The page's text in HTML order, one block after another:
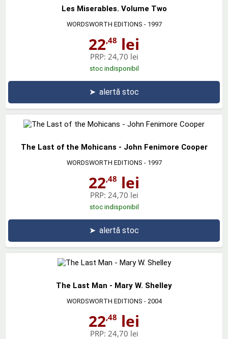
Les Miserables. Volume Two
WORDSWORTH EDITIONS - 1997
22,48 lei
PRP: 24,70 lei
stoc indisponibil
➤ alertă stoc
The Last of the Mohicans - John Fenimore Cooper
WORDSWORTH EDITIONS - 1997
22,48 lei
PRP: 24,70 lei
stoc indisponibil
➤ alertă stoc
The Last Man - Mary W. Shelley
WORDSWORTH EDITIONS - 2004
22,48 lei
PRP: 24,70 lei